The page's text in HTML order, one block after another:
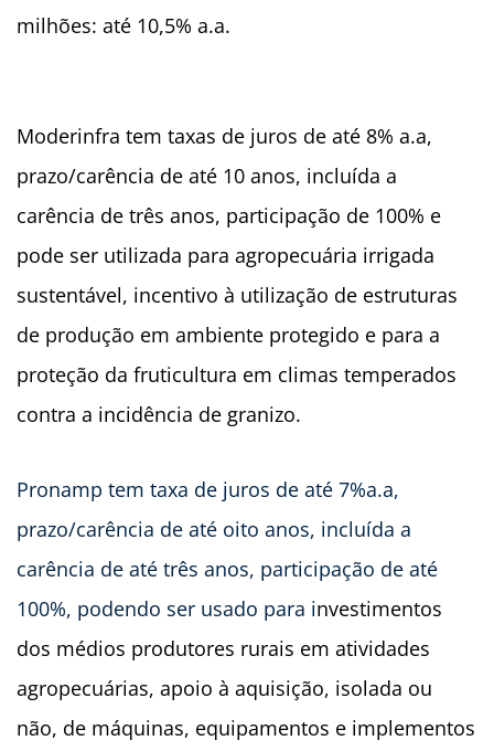
milhões: até 10,5% a.a.
Moderinfra tem taxas de juros de até 8% a.a,
prazo/carência de até 10 anos, incluída a
carência de três anos, participação de 100% e
pode ser utilizada para agropecuária irrigada
sustentável, incentivo à utilização de estruturas
de produção em ambiente protegido e para a
proteção da fruticultura em climas temperados
contra a incidência de granizo.
Pronamp tem taxa de juros de até 7%a.a,
prazo/carência de até oito anos, incluída a
carência de até três anos, participação de até
100%, podendo ser usado para investimentos
dos médios produtores rurais em atividades
agropecuárias, apoio à aquisição, isolada ou
não, de máquinas, equipamentos e implementos